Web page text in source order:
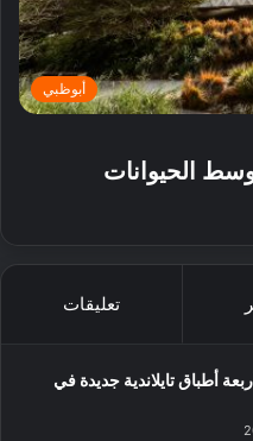
أبوظبي
بعيد الاضحى 2025 وسط الحيوانات
تعليقات
أطباق تايلاندية جديدة في